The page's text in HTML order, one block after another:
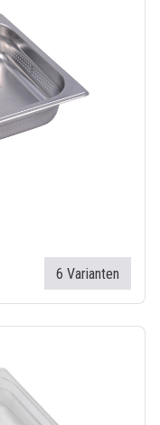
6 Varianten